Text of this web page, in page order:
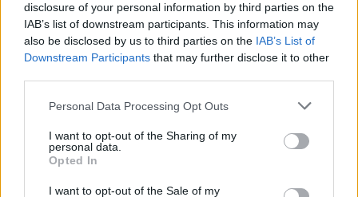
disclosure of your personal information by third parties on the
IAB’s list of downstream participants. This information may
also be disclosed by us to third parties on the IAB’s List of
Downstream Participants that may further disclose it to other
Please note that this website/app uses one or more Google
not limited to your visit or usage behaviour. You may click to
grant or deny consent to Google and its third-party tags to
use your data for below specified purposes in below Google
consent section.
Personal Data Processing Opt Outs
I want to opt-out of the Sharing of my
personal data.
Opted In
I want to opt-out of the Sale of my